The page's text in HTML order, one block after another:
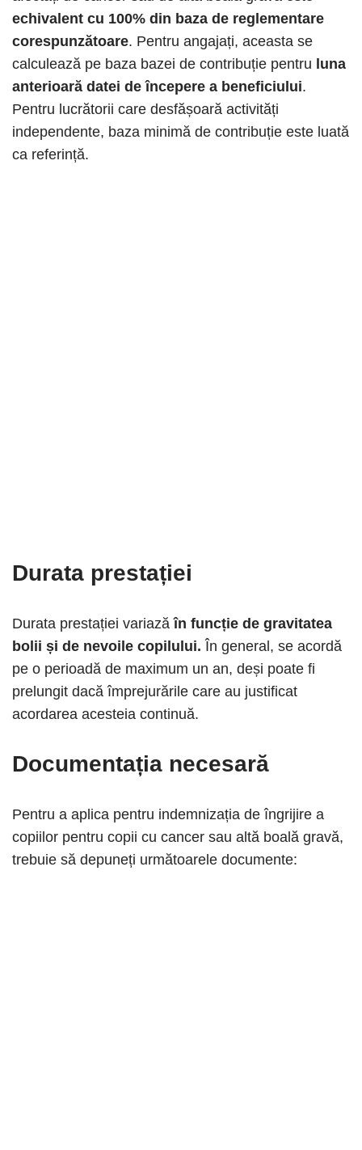
echivalent cu 100% din baza de reglementare
corespunzătoare. Pentru angajați, aceasta se
calculează pe baza bazei de contribuție pentru luna
anterioară datei de începere a beneficiului.
Pentru lucrătorii care desfășoară activități
independente, baza minimă de contribuție este luată
ca referință.
Durata prestației
Durata prestației variază în funcție de gravitatea
bolii și de nevoile copilului. În general, se acordă
pe o perioadă de maximum un an, deși poate fi
prelungit dacă împrejurările care au justificat
acordarea acesteia continuă.
Documentația necesară
Pentru a aplica pentru indemnizația de îngrijire a
copiilor pentru copii cu cancer sau altă boală gravă,
trebuie să depuneți următoarele documente: